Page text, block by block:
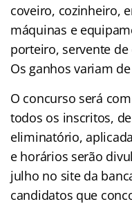
coveiro, cozinheiro,
máquinas e
porteiro, servente
Os ganhos variam de
O concurso será
todos os inscritos,
eliminatório,
e horários serão
julho no site da
candidatos que